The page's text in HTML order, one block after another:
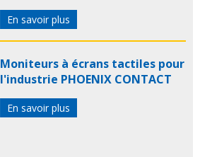
En savoir plus
Moniteurs à écrans tactiles pour
l'industrie PHOENIX CONTACT
En savoir plus